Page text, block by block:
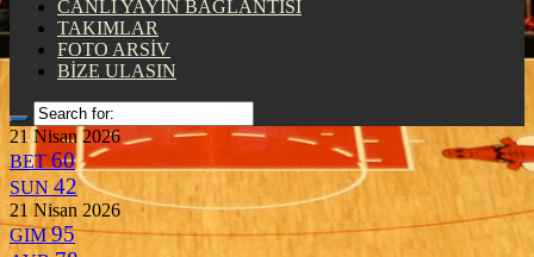
CANLI YAYIN BAĞLANTISI
TAKIMLAR
FOTO ARSİV
BİZE ULASIN
21 Nisan 2026
BET 60
SUN 42
21 Nisan 2026
GIM95